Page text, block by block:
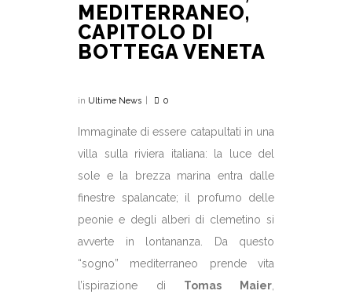
MEDITERRANEO,
CAPITOLO DI
BOTTEGA VENETA
in Ultime News 0
Immaginate di essere catapultati in una
villa sulla riviera italiana: la luce del
sole e la brezza marina entra dalle
finestre spalancate; il profumo delle
peonie e degli alberi di clemetino si
avverte in lontananza. Da questo
“sogno” mediterraneo prende vita
l’ispirazione di Tomas Maier